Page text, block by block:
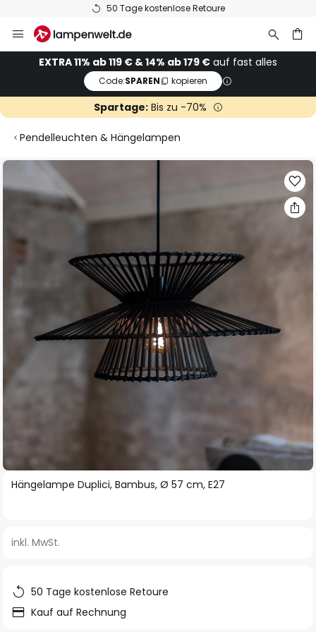
50 Tage kostenlose Retoure
Inhalt
springenEXTRA 11% ab 119 € & 14% ab 179 € auf fast alles
Code:SPAREN kopieren
Spartage:Bis zu -70%
Pendelleuchten & Hängelampen
Zum
Ende
springen
Zum
Anfang
springen
Hängelampe Duplici, Bambus, Ø 57 cm, E27
inkl. MwSt.
50 Tage kostenlose Retoure
Kauf auf Rechnung